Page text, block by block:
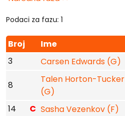
Podaci za fazu: 1
Broj Ime
3
Carsen Edwards (G)
8
Talen Horton-Tucker
(G)
14 C Sasha Vezenkov (F)